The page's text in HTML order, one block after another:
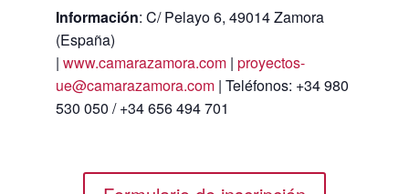
Información: C/ Pelayo 6, 49014 Zamora
(España)
| www.camarazamora.com| proyectos-
ue@camarazamora.com| Teléfonos: +34 980
530 050 / +34 656 494 701